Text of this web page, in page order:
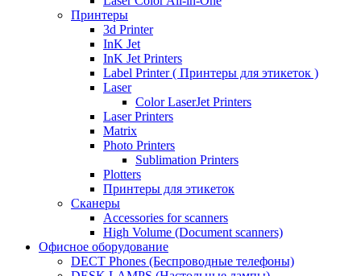
Принтеры
3d Printer
InK Jet
InK Jet Printers
Label Printer ( Принтеры для этикеток )
Laser
Color LaserJet Printers
Laser Printers
Matrix
Photo Printers
Sublimation Printers
Plotters
Принтеры для этикеток
Сканеры
Accessories for scanners
High Volume (Document scanners)
Офисное оборудование
DECT Phones (Беспроводные телефоны)